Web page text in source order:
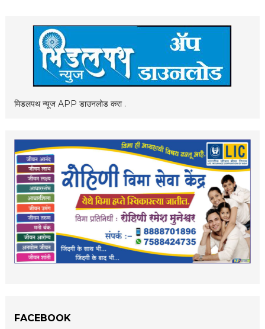
मिडलपथ न्यूज APP डाउनलोड करा .
FACEBOOK